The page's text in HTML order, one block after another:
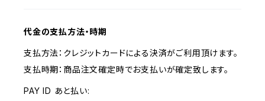
代金の支払方法・時期
支払方法：クレジットカードによる決済がご利用頂けます。
支払時期：商品注文確定時でお支払いが確定致します。
PAY ID あと払い: